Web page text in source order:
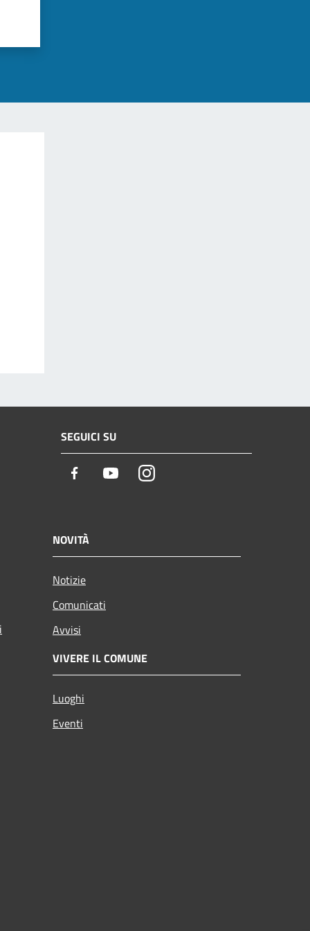
SEGUICI SU
Facebook YoutubeInstagram
NOVITÀ
Notizie
Comunicati
Avvisi
VIVERE IL COMUNE
Luoghi
Eventi